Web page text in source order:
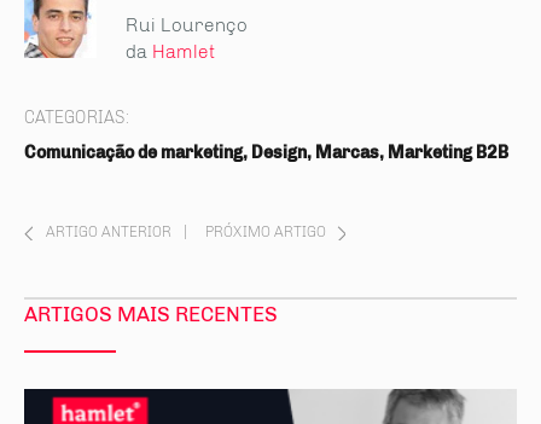
Rui Lourenço
da Hamlet
CATEGORIAS:
Comunicação de marketing, Design, Marcas, Marketing B2B
ARTIGO ANTERIOR PRÓXIMO ARTIGO
ARTIGOS MAIS RECENTES